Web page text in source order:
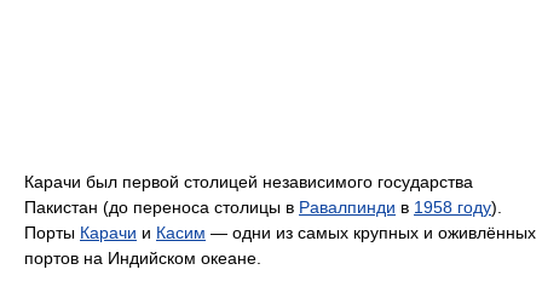
Карачи был первой столицей независимого государства
Пакистан (до переноса столицы в Равалпинди в 1958 году).
Порты Карачи и Касим — одни из самых крупных и оживлённых
портов на Индийском океане.